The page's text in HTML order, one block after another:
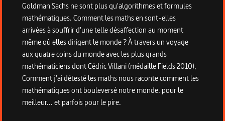
Goldman Sachs ne sont plus qu'algorithmes et formules
mathématiques. Comment les maths en sont-elles
arrivées à souffrir d'une telle désaffection au moment
même où elles dirigent le monde ? À travers un voyage
aux quatre coins du monde avec les plus grands
mathématiciens dont Cédric Villani (médaille Fields 2010),
Comment j'ai détesté les maths nous raconte comment les
mathématiques ont bouleversé notre monde, pour le
meilleur... et parfois pour le pire.